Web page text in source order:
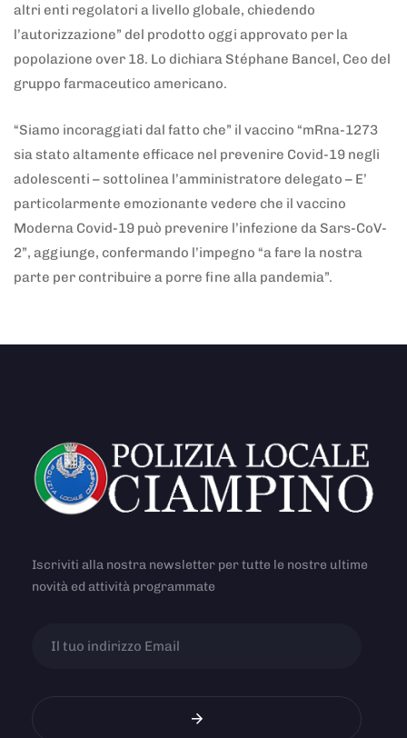
altri enti regolatori a livello globale, chiedendo
l’autorizzazione” del prodotto oggi approvato per la
popolazione over 18. Lo dichiara Stéphane Bancel, Ceo del
gruppo farmaceutico americano.
“Siamo incoraggiati dal fatto che” il vaccino “mRna-1273
sia stato altamente efficace nel prevenire Covid-19 negli
adolescenti – sottolinea l’amministratore delegato – E’
particolarmente emozionante vedere che il vaccino
Moderna Covid-19 può prevenire l’infezione da Sars-CoV-
2”, aggiunge, confermando l’impegno “a fare la nostra
parte per contribuire a porre fine alla pandemia”.
Iscriviti alla nostra newsletter per tutte le nostre ultime
novità ed attività programmate